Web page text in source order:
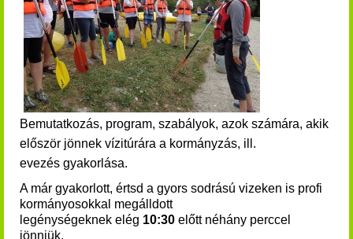
Bemutatkozás, program, szabályok, azok számára, akik
először jönnek vízitúrára a kormányzás, ill.
evezés gyakorlása.
A már gyakorlott, értsd a gyors sodrású vizeken is profi
kormányosokkal megálldott
legénységeknek elég 10:30 előtt néhány perccel
jönniük.